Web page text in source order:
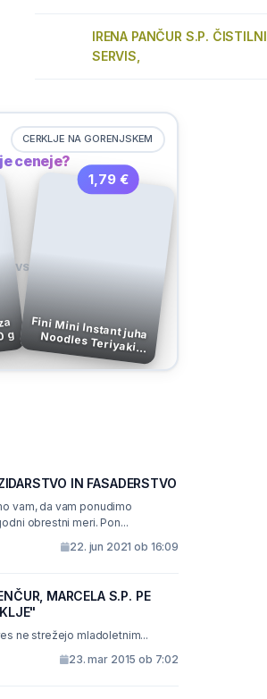
IRENA PANČUR S.P. ČISTILNI
SERVIS,
CERKLJE NA GORENJSKEM
ceneje?
g
VS
1,79 €
Fini Mini Instant juha Noodles Teriyaki
Piščanec, 65 g
IN FASADERSTVO
vam, da vam ponudimo
obrestni meri. Pon...
22. jun 2021 ob 16:09
MARCELA S.P. PE
ne strežejo mladoletnim...
23. mar 2015 ob 7:02